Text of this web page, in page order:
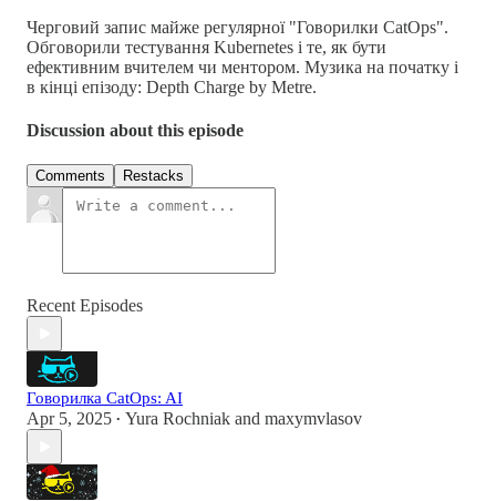
Черговий запис майже регулярної "Говорилки CatOps".
Обговорили тестування Kubernetes і те, як бути
ефективним вчителем чи ментором. Музика на початку і
в кінці епізоду: Depth Charge by Metre.
Discussion about this episode
Comments Restacks
Recent Episodes
Говорилка CatOps: AI
Apr 5, 2025 • Yura Rochniak and maxymvlasov